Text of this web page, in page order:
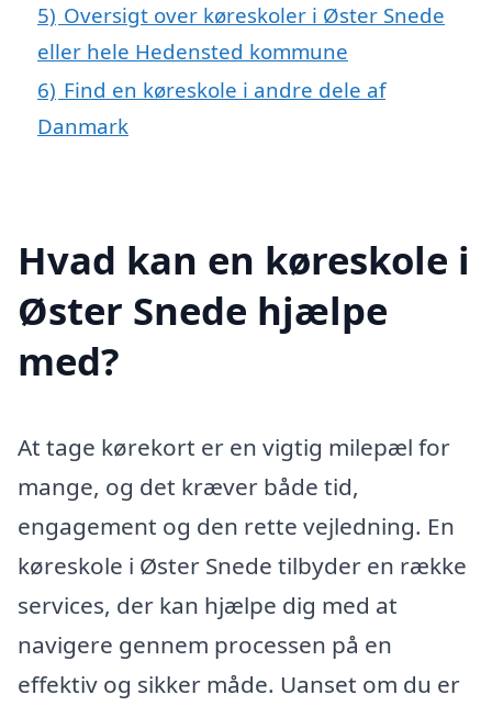
5) Oversigt over køreskoler i Øster Snede
eller hele Hedensted kommune
6) Find en køreskole i andre dele af
Danmark
Hvad kan en køreskole i
Øster Snede hjælpe
med?
At tage kørekort er en vigtig milepæl for
mange, og det kræver både tid,
engagement og den rette vejledning. En
køreskole i Øster Snede tilbyder en række
services, der kan hjælpe dig med at
navigere gennem processen på en
effektiv og sikker måde. Uanset om du er